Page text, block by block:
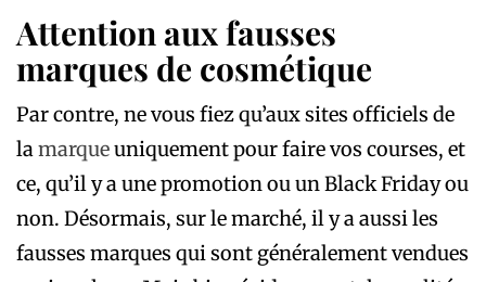
Attention aux fausses
marques de cosmétique
Par contre, ne vous fiez qu’aux sites officiels de
lamarqueuniquement pour faire vos courses, et
ce, qu’il y a une promotion ou un Black Friday ou
non. Désormais, sur le marché, il y a aussi les
fausses marques qui sont généralement vendues